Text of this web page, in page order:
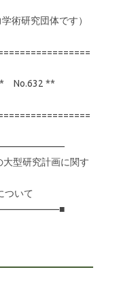
術研究団体です）
No.632 **
大型研究計画に関す
ついて